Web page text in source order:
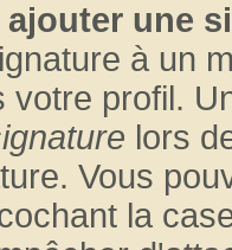
une
à un
votre profil.
lors
Vous
la